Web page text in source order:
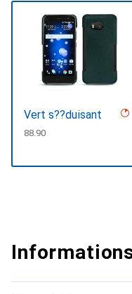
Vert s??duisant
CHF
88.90